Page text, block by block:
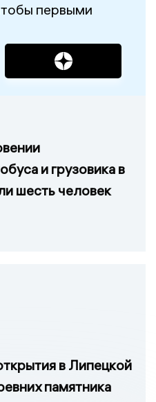
первыми
и грузовика в
шесть человек
в Липецкой
памятника